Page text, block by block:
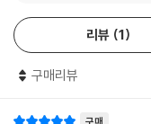
리뷰 1
구매리뷰
구매